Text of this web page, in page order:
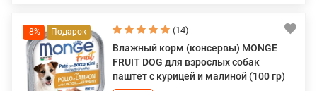
-8% (14)
Влажный корм (консервы) MONGE
FRUIT DOG для взрослых собак
паштет с курицей и малиной (100 гр)